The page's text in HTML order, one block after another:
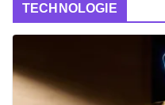
TECHNOLOGIE